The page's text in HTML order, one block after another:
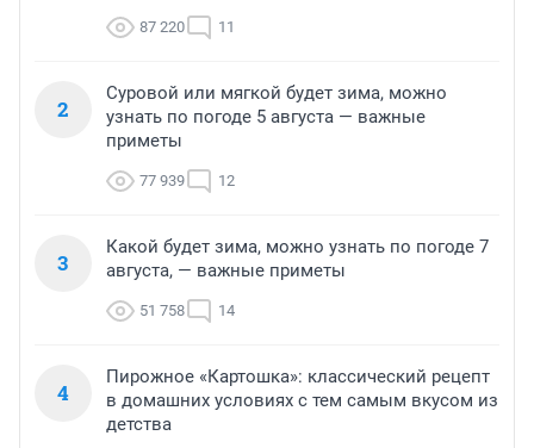
87 220 11
2
Суровой или мягкой будет зима, можно
узнать по погоде 5 августа — важные
приметы
77 939 12
3
Какой будет зима, можно узнать по погоде 7
августа, — важные приметы
51 758 14
4
Пирожное «Картошка»: классический рецепт
в домашних условиях с тем самым вкусом из
детства